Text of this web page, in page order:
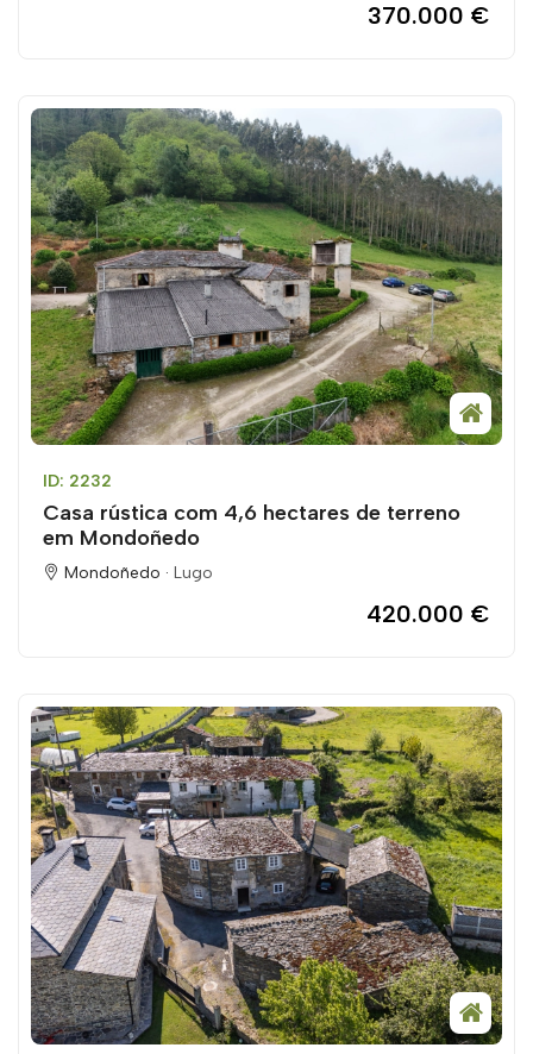
370.000 €
ID: 2232
Casa rústica com 4,6 hectares de terreno
em Mondoñedo
Mondoñedo · Lugo
420.000 €